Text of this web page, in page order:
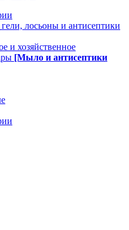
лосьоны и антисептики
и хозяйственное
[Мыло и антисептики